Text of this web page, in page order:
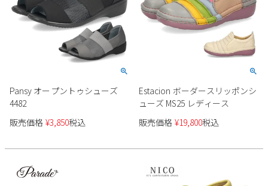
Pansy オープントゥシューズ
4482
販売価格 ¥3,850税込
Estacion ボーダースリッポンシ
ューズ MS25 レディース
販売価格 ¥19,800税込